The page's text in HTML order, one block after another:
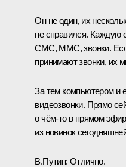
Он не один, их
не справился. Каждую
СМС, ММС, звонки.
принимают звонки, их
За тем компьютером и
видеозвонки. Прямо
о чём‑то в прямом
из новинок
В.Путин: Отлично.